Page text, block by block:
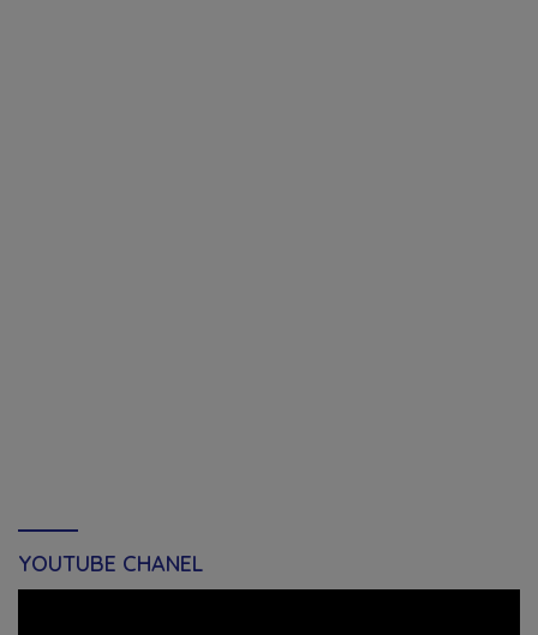
YOUTUBE CHANEL